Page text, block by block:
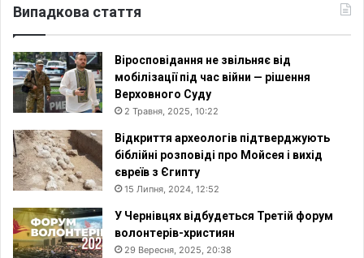
Випадкова стаття
Віросповідання не звільняє від
мобілізації під час війни — рішення
Верховного Суду
2 Травня, 2025, 10:22
Відкриття археологів підтверджують
біблійні розповіді про Мойсея і вихід
євреїв з Єгипту
15 Липня, 2024, 12:52
У Чернівцях відбудеться Третій форум
волонтерів-християн
29 Вересня, 2025, 20:38